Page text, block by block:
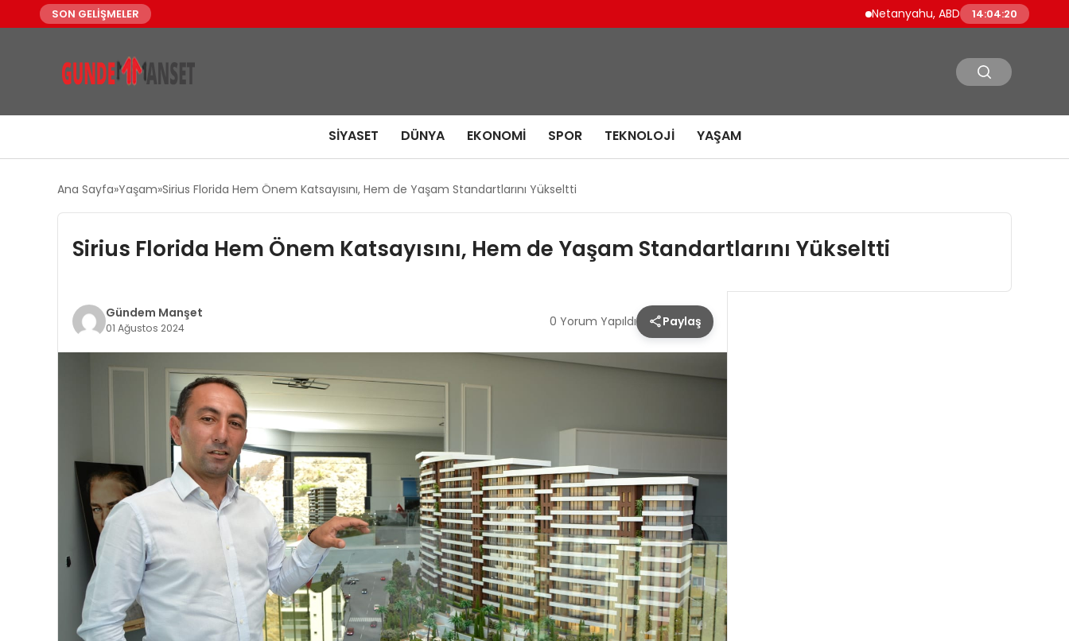
SON GELİŞMELER Netanyahu, ABD Savunma Bakanı Pete
14:04:21
SIYASET DÜNYA EKONOMI SPOR TEKNOLOJI YAŞAM
Ana Sayfa Yaşam Sirius Florida Hem Önem Katsayısını, Hem de Yaşam Standartlarını Yükseltti
Sirius Florida Hem Önem Katsayısını, Hem de Yaşam Standartlarını Yükseltti
Gündem Manşet
01 Ağustos 2024 0 Yorum Yapıldı Paylaş